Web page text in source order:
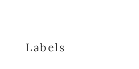
Labels